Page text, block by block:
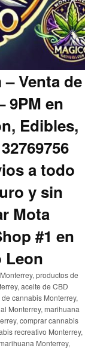
Venta de
9PM en
Edibles,
a todo
y sin
Mota
#1 en
Leon
productos de
aceite de CBD
cannabis Monterrey,
Monterrey, marihuana
comprar cannabis
recreativo Monterrey,
Monterrey,